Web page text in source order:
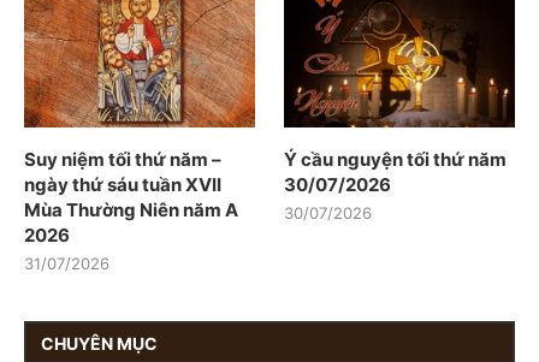
Suy niệm tối thứ năm –
ngày thứ sáu tuần XVII
Mùa Thường Niên năm A
2026
31/07/2026
Ý cầu nguyện tối thứ năm
30/07/2026
30/07/2026
CHUYÊN MỤC